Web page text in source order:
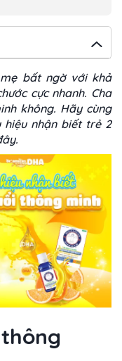
bất ngờ với khả
cực nhanh. Cha
không. Hãy cùng
hiệu nhận biết trẻ 2